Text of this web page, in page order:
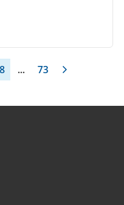
... 73